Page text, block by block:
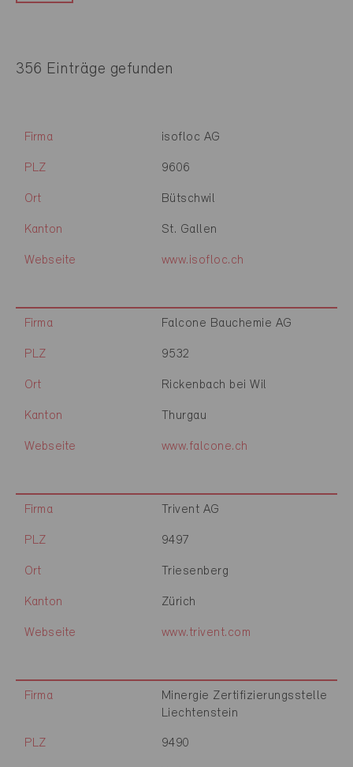
356 Einträge gefunden
Firma isofloc AG
PLZ 9606
Ort Bütschwil
Kanton St. Gallen
Webseite www.isofloc.ch
Firma Falcone Bauchemie AG
PLZ 9532
Ort Rickenbach bei Wil
Kanton Thurgau
Webseite www.falcone.ch
Firma Trivent AG
PLZ 9497
Ort Triesenberg
Kanton Zürich
Webseite www.trivent.com
Firma
Minergie Zertifizierungsstelle
Liechtenstein
PLZ 9490